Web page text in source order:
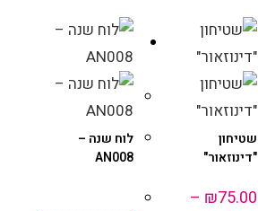
שטיחון
"דינוזאור"
₪75.00
–
לוח שנה –
AN008